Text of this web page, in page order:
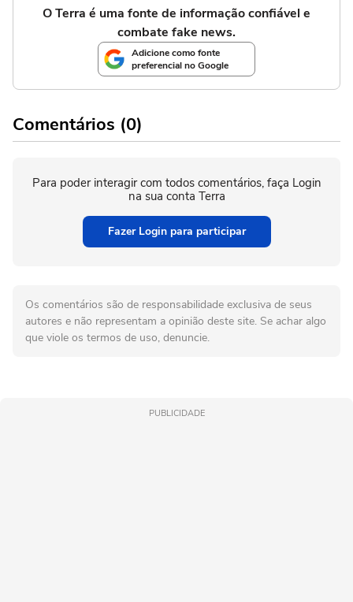
O Terra é uma fonte de informação confiável e
combate fake news.
Adicione como fonte
preferencial no Google
Comentários (0)
Para poder interagir com todos comentários, faça Login
na sua conta Terra
Fazer Login para participar
Os comentários são de responsabilidade exclusiva de seus
autores e não representam a opinião deste site. Se achar algo
que viole os termos de uso, denuncie.
PUBLICIDADE